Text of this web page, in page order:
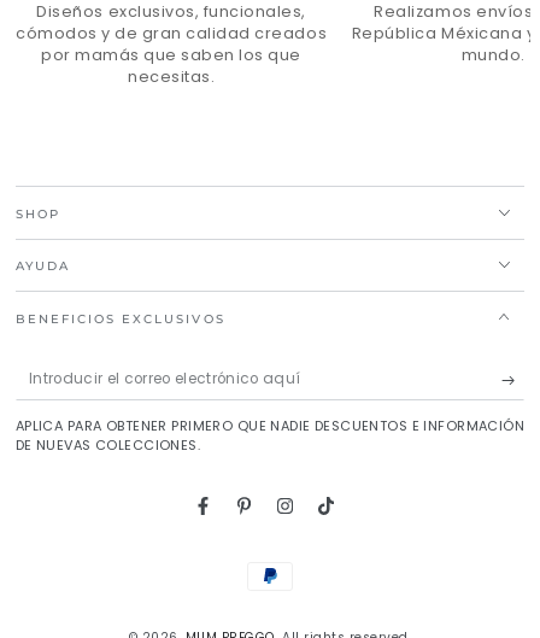
Diseños exclusivos, funcionales,
cómodos y de gran calidad creados
por mamás que saben los que
necesitas.
Realizamos envíos
República Méxicana
mundo.
SHOP
AYUDA
BENEFICIOS EXCLUSIVOS
Introducir
el
correo
APLICA PARA OBTENER PRIMERO QUE NADIE DESCUENTOS E INFORMACIÓN
DE NUEVAS COLECCIONES.
FacebookPinterestInstagram
TikTok